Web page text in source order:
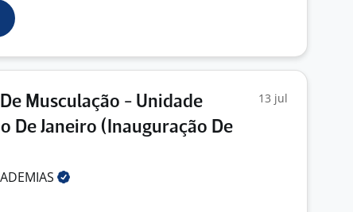
Musculação - Unidade
De Janeiro (Inauguração De
13 jul